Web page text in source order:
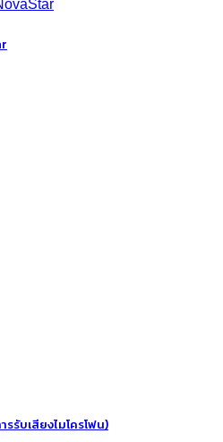
รับเสียงไมโครโฟน)